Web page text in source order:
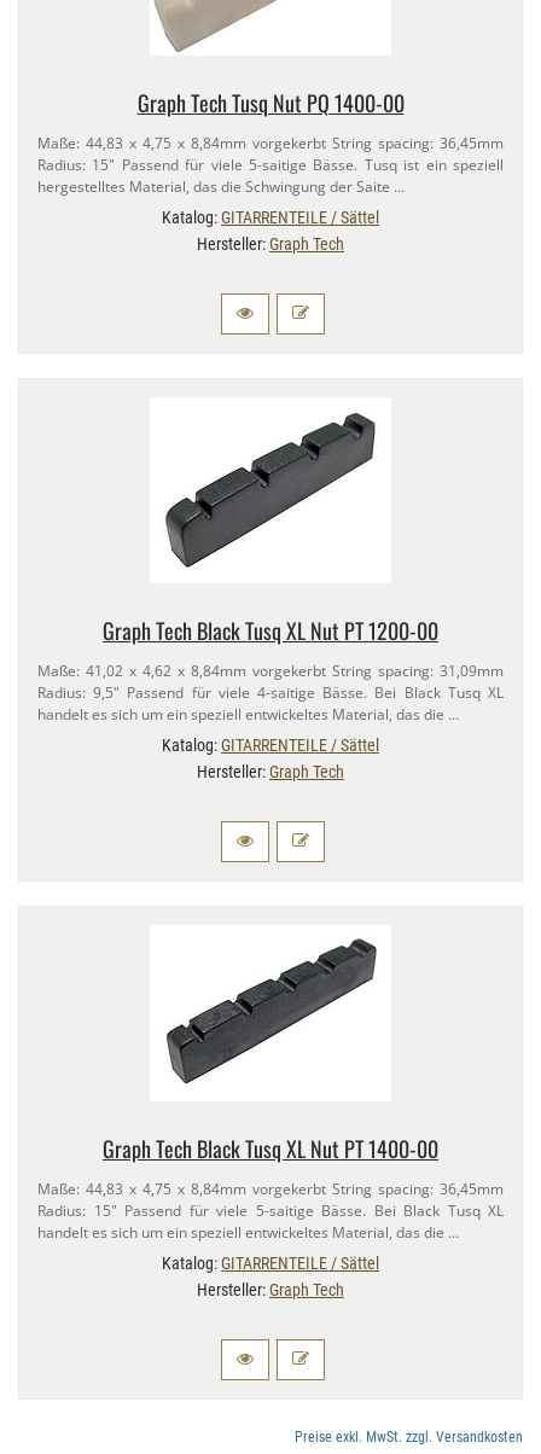
Graph Tech Tusq Nut PQ 1400-​00
Maße: 44,​83 x 4,​75 x 8,​84mm vorgekerbt String spacing: 36,​45mm
Radius: 15" Passend für viele 5-​saitige Bässe. Tusq ist ein speziell
hergestelltes Material, das die Schwingung der Saite …
Katalog:GITARRENTEILE / Sättel
Hersteller:Graph Tech
Graph Tech Black Tusq XL Nut PT 1200-​00
Maße: 41,​02 x 4,​62 x 8,​84mm vorgekerbt String spacing: 31,​09mm
Radius: 9,​5" Passend für viele 4-​saitige Bässe. Bei Black Tusq XL
handelt es sich um ein speziell entwickeltes Material, das die …
Katalog:GITARRENTEILE / Sättel
Hersteller:Graph Tech
Graph Tech Black Tusq XL Nut PT 1400-​00
Maße: 44,​83 x 4,​75 x 8,​84mm vorgekerbt String spacing: 36,​45mm
Radius: 15" Passend für viele 5-​saitige Bässe. Bei Black Tusq XL
handelt es sich um ein speziell entwickeltes Material, das die …
Katalog:GITARRENTEILE / Sättel
Hersteller:Graph Tech
Preise exkl. MwSt. zzgl. Versandkosten